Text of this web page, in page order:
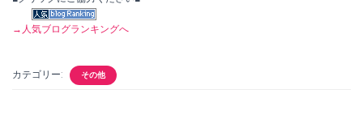
→人気ブログランキングへ
カテゴリー: その他